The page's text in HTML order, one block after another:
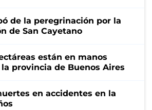
de la peregrinación por la
de San Cayetano
están en manos
provincia de Buenos Aires
en accidentes en la